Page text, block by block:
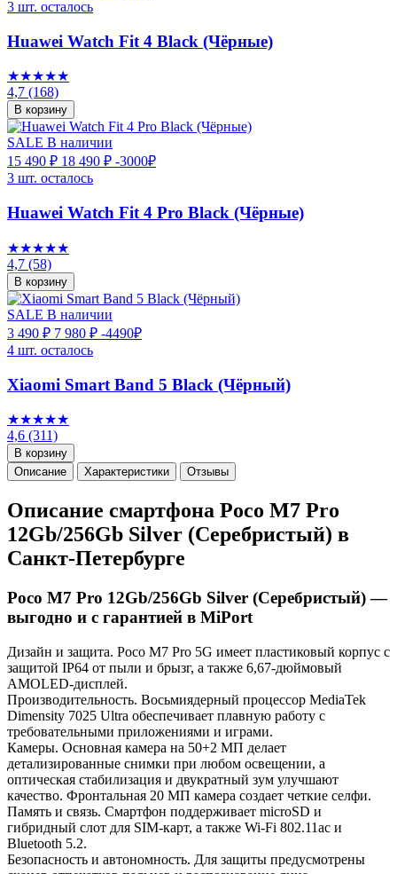
3 шт. осталось
Huawei Watch Fit 4 Black (Чёрные)
★★★★★
4,7 (168)
В корзину
SALE В наличии
15 490 ₽ 18 490 ₽ -3000₽
3 шт. осталось
Huawei Watch Fit 4 Pro Black (Чёрные)
★★★★★
4,7 (58)
В корзину
SALE В наличии
3 490 ₽ 7 980 ₽ -4490₽
4 шт. осталось
Xiaomi Smart Band 5 Black (Чёрный)
★★★★★
4,6 (311)
В корзину
Описание
Характеристики Отзывы
Описание смартфона Poco M7 Pro
12Gb/256Gb Silver (Серебристый) в
Санкт-Петербурге
Poco M7 Pro 12Gb/256Gb Silver (Серебристый) —
выгодно и с гарантией в MiPort
Дизайн и защита. Poco M7 Pro 5G имеет пластиковый корпус с
защитой IP64 от пыли и брызг, а также 6,67-дюймовый
AMOLED-дисплей.
Производительность. Восьмиядерный процессор MediaTek
Dimensity 7025 Ultra обеспечивает плавную работу с
требовательными приложениями и играми.
Камеры. Основная камера на 50+2 МП делает
детализированные снимки при любом освещении, а
оптическая стабилизация и двукратный зум улучшают
качество. Фронтальная 20 МП камера создает четкие селфи.
Память и связь. Смартфон поддерживает microSD и
гибридный слот для SIM-карт, а также Wi-Fi 802.11ac и
Bluetooth 5.2.
Безопасность и автономность. Для защиты предусмотрены